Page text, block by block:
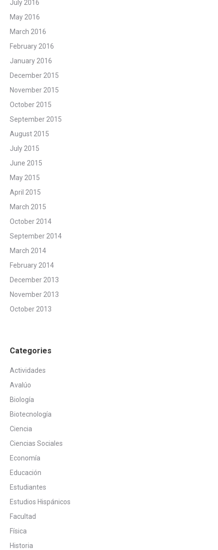
July 2016
May 2016
March 2016
February 2016
January 2016
December 2015
November 2015
October 2015
September 2015
August 2015
July 2015
June 2015
May 2015
April 2015
March 2015
October 2014
September 2014
March 2014
February 2014
December 2013
November 2013
October 2013
Categories
Actividades
Avalúo
Biología
Biotecnología
Ciencia
Ciencias Sociales
Economía
Educación
Estudiantes
Estudios Hispánicos
Facultad
Física
Historia